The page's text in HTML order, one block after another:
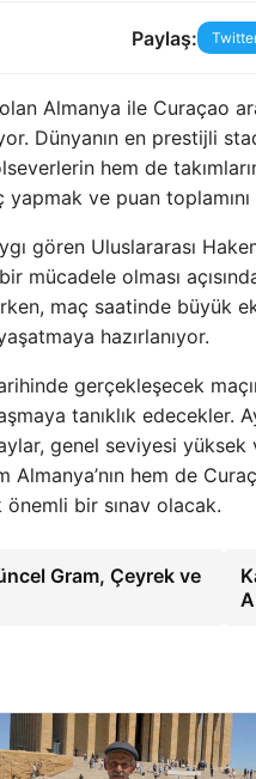
Paylaş:
Almanya ile Curaçao
Dünyanın en prestijli
hem de
ve puan
gören Uluslararası
olması
maç saatinde büyük
hazırlanıyor.
gerçekleşecek
tanıklık edecekler.
genel seviyesi
Almanya’nın hem de
bir sınav olacak.
Gram, Çeyrek ve